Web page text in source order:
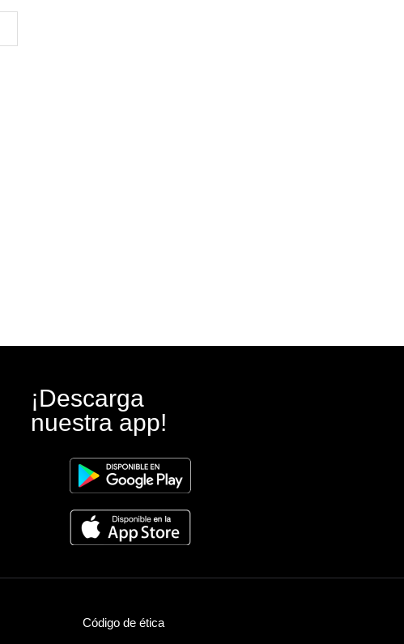
¡Descarga
nuestra app!
Código de ética